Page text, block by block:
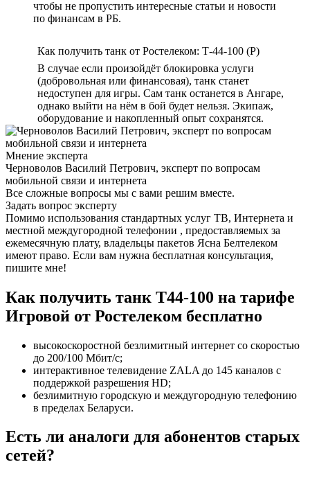
чтобы не пропустить интересные статьи и новости
по финансам в РБ.
Как получить танк от Ростелеком: Т-44-100 (Р)
В случае если произойдёт блокировка услуги
(добровольная или финансовая), танк станет
недоступен для игры. Сам танк останется в Ангаре,
однако выйти на нём в бой будет нельзя. Экипаж,
оборудование и накопленный опыт сохранятся.
Мнение эксперта
Черноволов Василий Петрович, эксперт по вопросам
мобильной связи и интернета
Все сложные вопросы мы с вами решим вместе.
Задать вопрос эксперту
Помимо использования стандартных услуг ТВ, Интернета и
местной междугородной телефонии , предоставляемых за
ежемесячную плату, владельцы пакетов Ясна Белтелеком
имеют право. Если вам нужна бесплатная консультация,
пишите мне!
Как получить танк Т44-100 на тарифе
Игровой от Ростелеком бесплатно
высокоскоростной безлимитный интернет со скоростью
до 200/100 Мбит/с;
интерактивное телевидение ZALA до 145 каналов с
поддержкой разрешения HD;
безлимитную городскую и междугородную телефонию
в пределах Беларуси.
Есть ли аналоги для абонентов старых
сетей?